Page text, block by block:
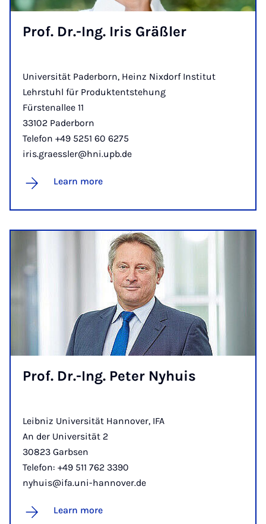
Prof. Dr.-Ing. Iris Gräßler
Universität Paderborn, Heinz Nixdorf Institut
Lehrstuhl für Produktentstehung
Fürstenallee 11
33102 Paderborn
Telefon +49 5251 60 6275
iris.graessler@hni.upb.de
Learn more
Prof. Dr.-Ing. Peter Nyhuis
Leibniz Universität Hannover, IFA
An der Universität 2
30823 Garbsen
Telefon: +49 511 762 3390
nyhuis@ifa.uni-hannover.de
Learn more